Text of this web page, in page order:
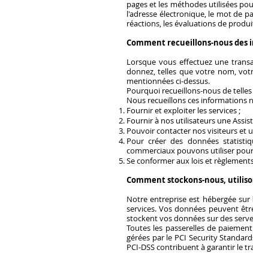
pages et les méthodes utilisées
l'adresse électronique, le mot de
réactions, les évaluations de
Comment recueillons-nous des
Lorsque vous effectuez une
donnez, telles que votre nom,
mentionnées ci-dessus.
Pourquoi recueillons-nous de
Nous recueillons ces informations
Fournir et exploiter les services ;
Fournir à nos utilisateurs une
Pouvoir contacter nos visiteurs et
Pour créer des données
commerciaux pouvons utiliser
Se conformer aux lois et
Comment stockons-nous,
Notre entreprise est hébergée
services. Vos données peuvent
stockent vos données sur des
Toutes les passerelles de
gérées par le PCI Security
PCI-DSS contribuent à garantir le